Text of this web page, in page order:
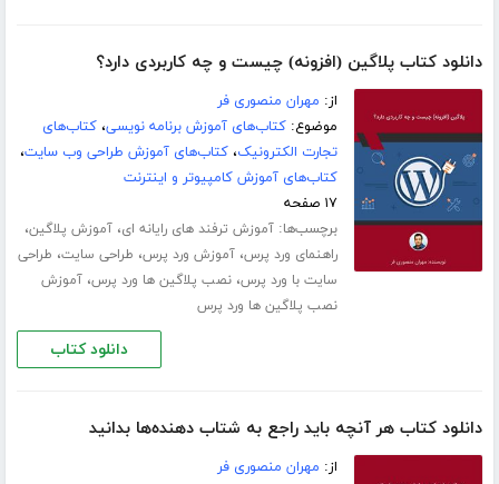
دانلود کتاب پلاگین (افزونه) چیست و چه کاربردی دارد؟
از: مهران منصوری فر
موضوع:کتاب‌های آموزش برنامه نویسی،کتاب‌های
تجارت الکترونیک،کتاب‌های آموزش طراحی وب سایت،
کتاب‌های آموزش کامپیوتر و اینترنت
۱۷ صفحه
برچسب‌ها:آموزش ترفند های رایانه ای،آموزش پلاگین،
راهنمای ورد پرس،آموزش ورد پرس، طراحی سایت، طراحی
سایت با ورد پرس،نصب پلاگین ها ورد پرس،آموزش
نصب پلاگین ها ورد پرس
دانلود کتاب
دانلود کتاب هر آنچه باید راجع به شتاب دهنده‌ها بدانید
از: مهران منصوری فر